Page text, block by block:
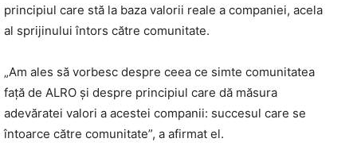
principiul care stă la baza valorii reale a companiei, acela
al sprijinului întors către comunitate.
„Am ales să vorbesc despre ceea ce simte comunitatea
față de ALRO și despre principiul care dă măsura
adevăratei valori a acestei companii: succesul care se
întoarce către comunitate”, a afirmat el.